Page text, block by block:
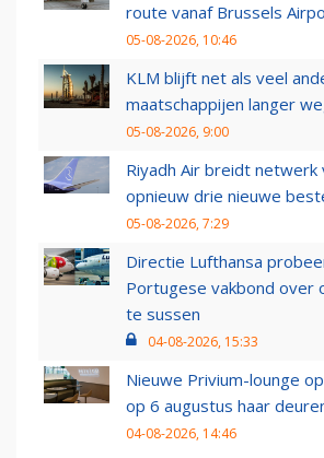
route vanaf Brussels
05-08-2026, 10:46
KLM blijft net als veel
maatschappijen langer
05-08-2026, 9:00
Riyadh Air breidt netwerk
opnieuw drie nieuwe
05-08-2026, 7:29
Directie Lufthansa
Portugese vakbond over
te sussen
04-08-2026, 15:33
Nieuwe Privium-lounge
op 6 augustus haar
04-08-2026, 14:46